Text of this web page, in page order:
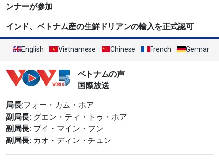
ンナーが参加
インド、ベトナム産の生鮮ドリアンの輸入を正式認可
English Vietnamese Chinese French German
ベトナムの声
国際放送
局長:フォー・カム・ホア
副局長: グエン・ティ・トゥ・ホア
副局長: ブイ・マイン・フン
副局長: カオ・ディン・チュン